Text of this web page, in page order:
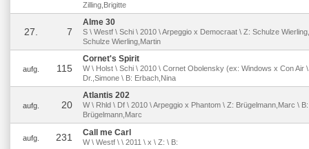
Zilling,Brigitte
27. 7
Alme 30
S \ Westf \ Schi \ 2010 \ Arpeggio x Democraat \ Z: Schulze
Schulze Wierling,Martin
aufg. 115
Cornet's Spirit
W \ Holst \ Schi \ 2010 \ Cornet Obolensky (ex: Windows x Con Air
Dr.,Simone \ B: Erbach,Nina
aufg. 20
Atlantis 202
W \ Rhld \ Df \ 2010 \ Arpeggio x Phantom \ Z: Brügelmann,Marc \ B:
Brügelmann,Marc
aufg. 231 Call me Carl
W \ Westf \ \ 2011 \ x \ Z: \ B: